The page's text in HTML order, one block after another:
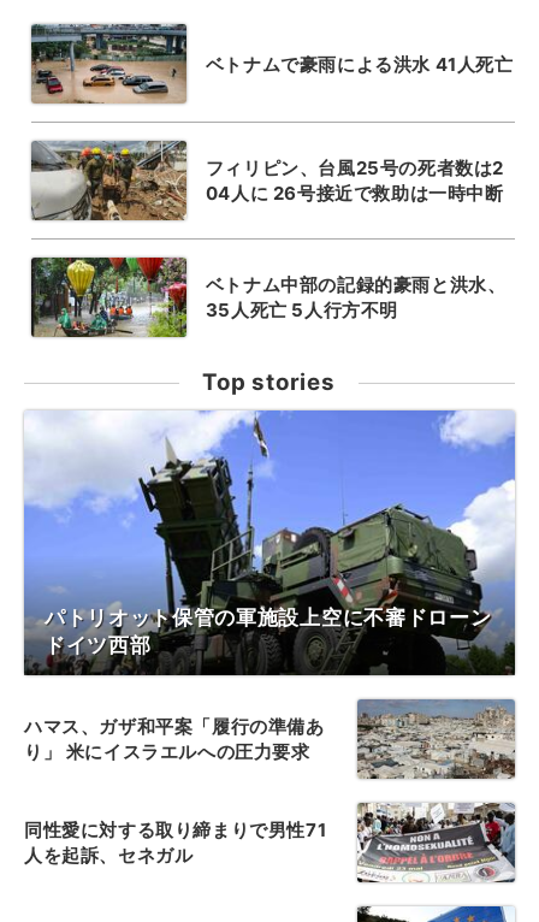
ベトナムで豪雨による洪水 41人死亡
フィリピン、台風25号の死者数は2
04人に 26号接近で救助は一時中断
ベトナム中部の記録的豪雨と洪水、
35人死亡 5人行方不明
Top stories
パトリオット保管の軍施設上空に不審ドローン
ドイツ西部
ハマス、ガザ和平案「履行の準備あ
り」 米にイスラエルへの圧力要求
同性愛に対する取り締まりで男性71
人を起訴、セネガル